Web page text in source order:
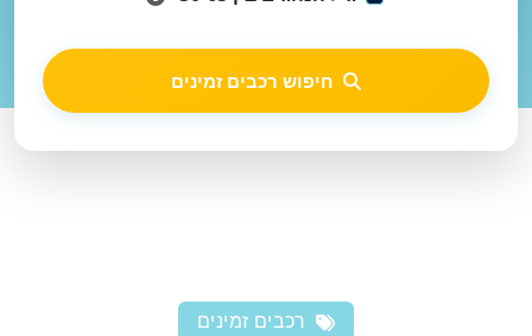
חיפוש רכבים זמינים
רכבים זמינים